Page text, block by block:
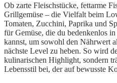
Ob zarte Fleischstücke, fettarme
Grillgemüse – die Vielfalt beim
Tomaten, Zucchini, Paprika und
für Gemüse, die du bedenkenlos
kannst, um sowohl den Nährwert
nächste Level zu heben. So wird
kulinarischen Highlight, sondern
Lebensstil bei, der auf bewusste